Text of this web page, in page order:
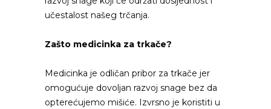
učestalost našeg trčanja.
Zašto medicinka za trkače?
Medicinka je odličan pribor za trkače jer
omogućuje dovoljan razvoj snage bez da
opterećujemo mišiće. Izvrsno je koristiti u